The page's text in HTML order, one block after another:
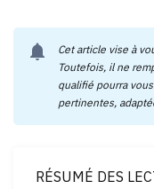
notifications
Cet article vise à
Toutefois, il ne
qualifié pourra
pertinentes,
RÉSUMÉ DES